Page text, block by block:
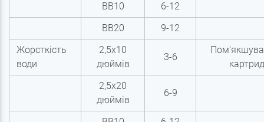
BB10
6-12
BB20
9-12
Жорсткість
води
2,5х10
дюймів
3-6
2,5х20
дюймів
6-9